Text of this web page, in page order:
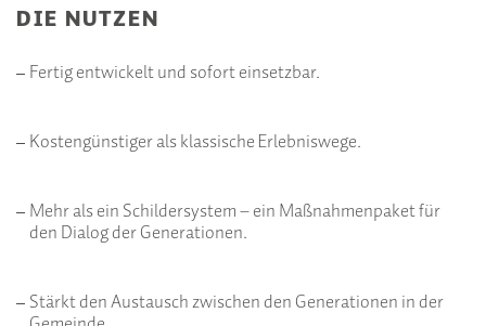
DIE NUTZEN
Fertig entwickelt und sofort einsetzbar.
Kostengünstiger als klassische Erlebniswege.
Mehr als ein Schildersystem – ein Maßnahmenpaket für
den Dialog der Generationen.
Stärkt den Austausch zwischen den Generationen in der